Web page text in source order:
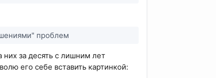
проблем
за десять с лишним лет
его себе вставить картинкой: